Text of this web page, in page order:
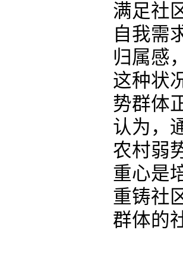
满足社
自我需
归属感
这种状
势群体
认为，
农村弱
重心是
重铸社
群体的